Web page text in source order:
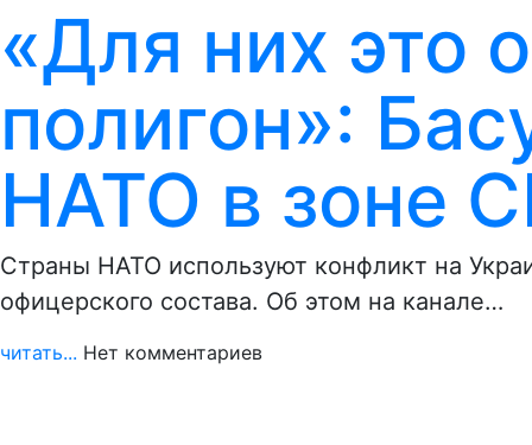
«Для них это
полигон»:
НАТО в зоне
Страны НАТО используют конфликт на
офицерского состава. Об этом на канале…
читать... Нет комментариев